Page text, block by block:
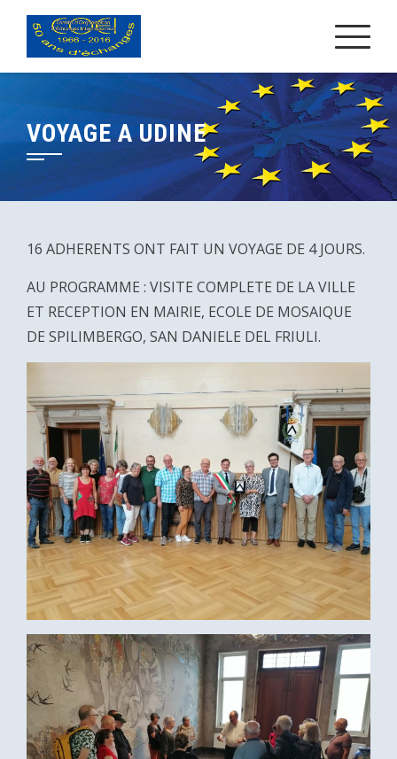
Skip
content
VOYAGE A UDINE
16 ADHERENTS ONT FAIT UN VOYAGE DE 4 JOURS.
AU PROGRAMME : VISITE COMPLETE DE LA VILLE
ET RECEPTION EN MAIRIE, ECOLE DE MOSAIQUE
DE SPILIMBERGO, SAN DANIELE DEL FRIULI.